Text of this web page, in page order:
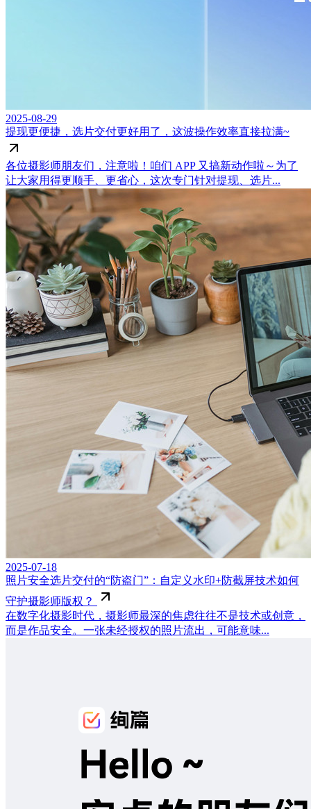
2025-08-29
提现更便捷，选片交付更好用了，这波操作效率直接拉满~
各位摄影师朋友们，注意啦！咱们 APP 又搞新动作啦～为了
让大家用得更顺手、更省心，这次专门针对提现、选片...
2025-07-18
照片安全选片交付的“防盗门”：自定义水印+防截屏技术如何
守护摄影师版权？
在数字化摄影时代，摄影师最深的焦虑往往不是技术或创意，
而是作品安全。一张未经授权的照片流出，可能意味...